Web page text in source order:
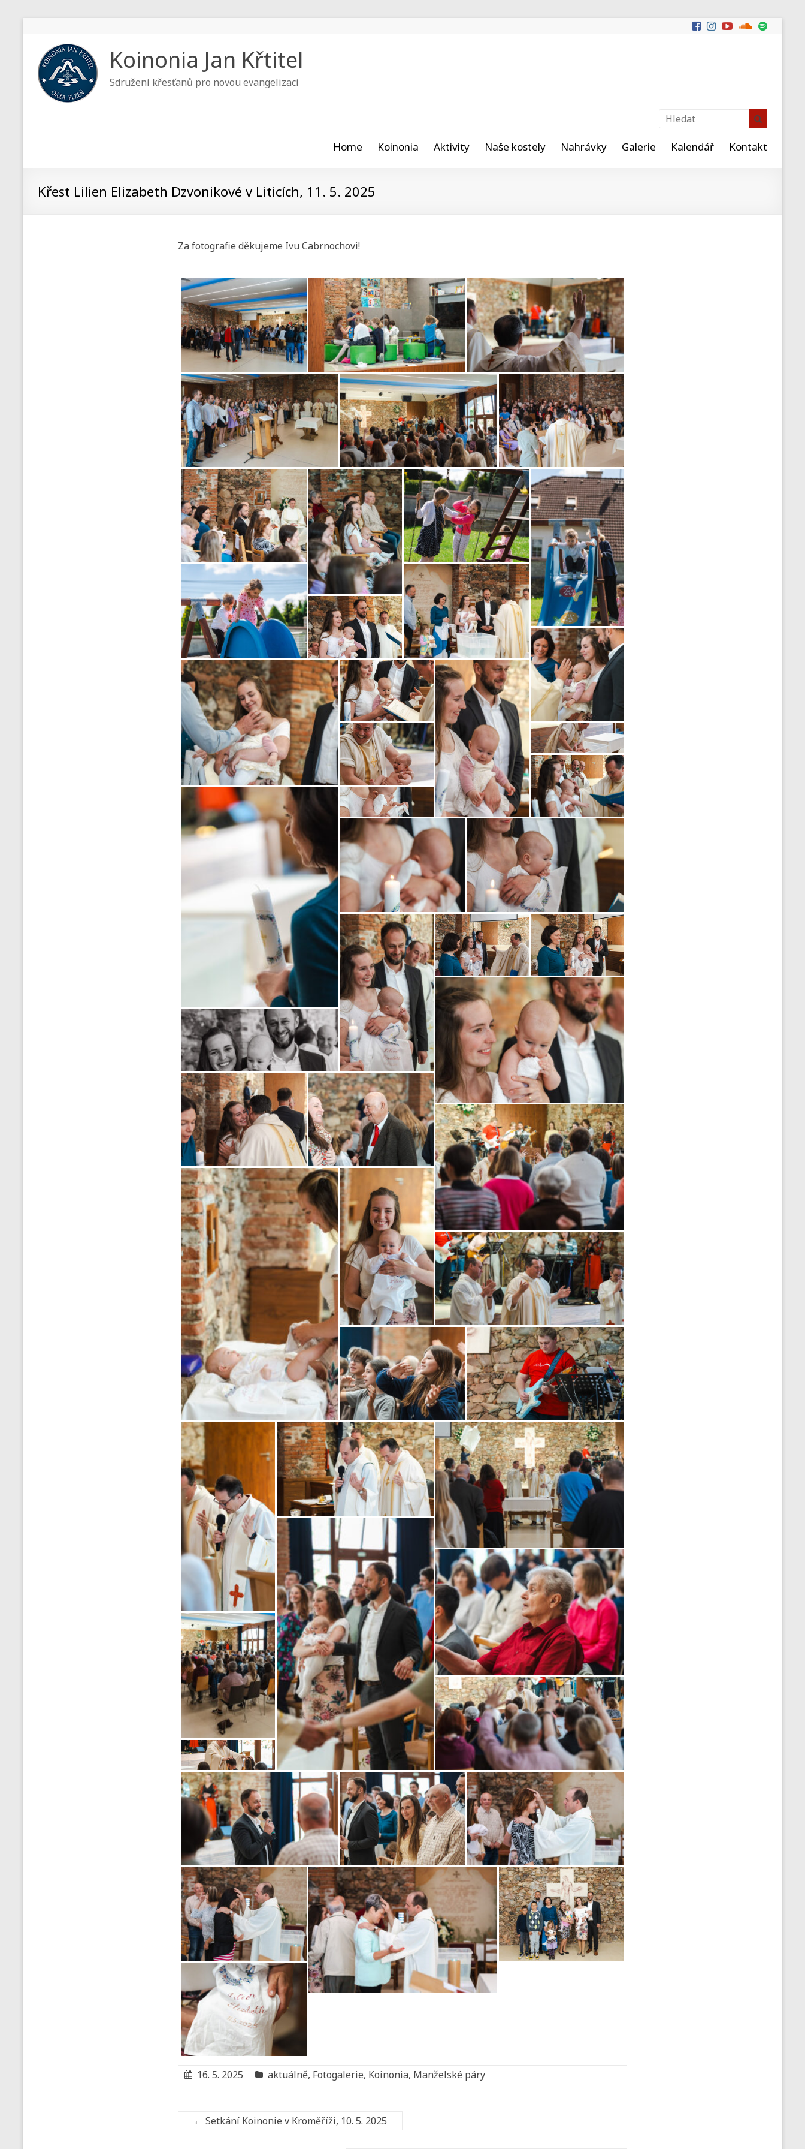
Koinonia Jan Křtitel
Sdružení křesťanů pro novou evangelizaci
Home Koinonia Aktivity Naše kostely Nahrávky Galerie Kalendář Kontakt
Křest Lilien Elizabeth Dzvonikové v Liticích, 11. 5. 2025
Za fotografie děkujeme Ivu Cabrnochovi!
16. 5. 2025 aktuálně, Fotogalerie, Koinonia, Manželské páry
← Setkání Koinonie v Kroměříži, 10. 5. 2025